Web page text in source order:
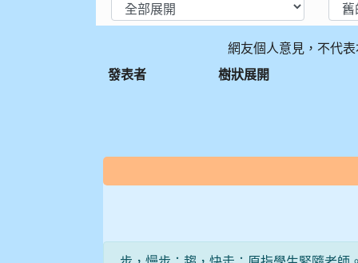
網友個人意見，不代
發表者
樹狀展開
:::